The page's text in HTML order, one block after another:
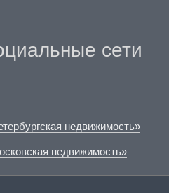
сети
недвижимость»
недвижимость»